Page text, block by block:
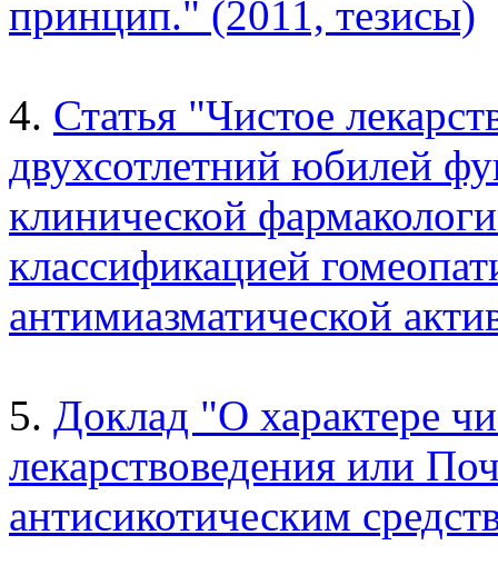
принцип." (2011, тезисы)
4. Статья "Чистое
двухсотлетний юбилей
клинической
классификацией
антимиазматической
5. Доклад "О характере
лекарствоведения или
антисикотическим